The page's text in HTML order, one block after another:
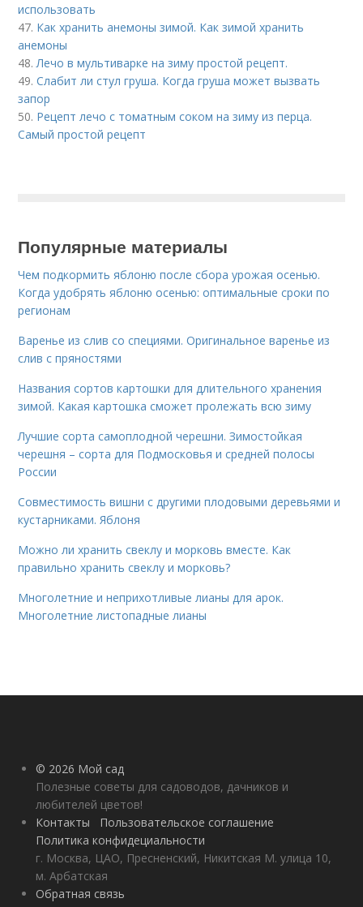
использовать
47. Как хранить анемоны зимой. Как зимой хранить
анемоны
48. Лечо в мультиварке на зиму простой рецепт.
49.Слабит ли стул груша. Когда груша может вызвать
запор
50. Рецепт лечо с томатным соком на зиму из перца.
Самый простой рецепт
Популярные материалы
Чем подкормить яблоню после сбора урожая осенью.
Когда удобрять яблоню осенью: оптимальные сроки по
регионам
Варенье из слив со специями. Оригинальное варенье из
слив с пряностями
Названия сортов картошки для длительного хранения
зимой. Какая картошка сможет пролежать всю зиму
Лучшие сорта самоплодной черешни. Зимостойкая
черешня – сорта для Подмосковья и средней полосы
России
Совместимость вишни с другими плодовыми деревьями и
кустарниками. Яблоня
Можно ли хранить свеклу и морковь вместе. Как
правильно хранить свеклу и морковь?
Многолетние и неприхотливые лианы для арок.
Многолетние листопадные лианы
© 2026 Мой сад
Полезные советы для садоводов, дачников и
любителей цветов!
Контакты
Пользовательское соглашение
Политика конфидециальности
г. Москва, ЦАО, Пресненский, Никитская М. улица 10,
м. Арбатская
Обратная связь